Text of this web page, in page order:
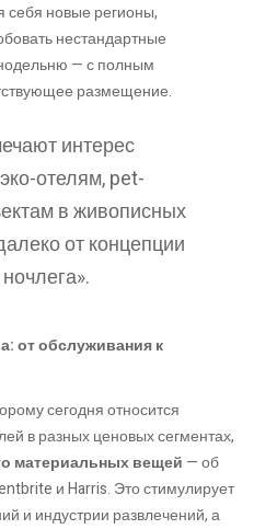
себя новые регионы,
нестандартные
— с полным
размещение.
интерес
отелям, pet-
в живописных
от концепции
от обслуживания к
сегодня относится
в разных ценовых сегментах,
материальных вещей — об
и Harris. Это стимулирует
и индустрии развлечений, а